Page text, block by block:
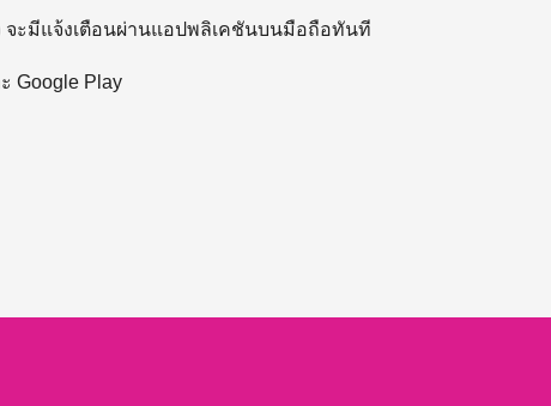
ะมีแจ้งเตือนผ่านแอปพลิเคชันบนมือถือทันที
Google Play